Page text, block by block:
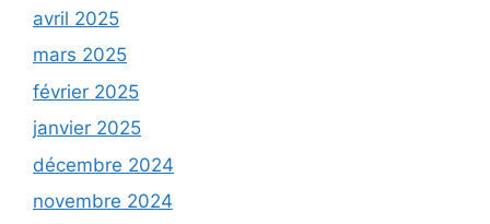
avril 2025
mars 2025
février 2025
janvier 2025
décembre 2024
novembre 2024